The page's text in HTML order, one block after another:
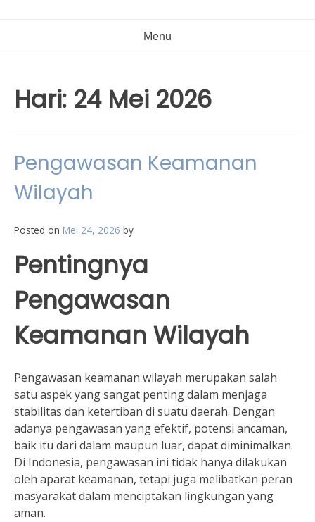
Menu
Hari: 24 Mei 2026
Pengawasan Keamanan
Wilayah
Posted on Mei 24, 2026 by
Pentingnya
Pengawasan
Keamanan Wilayah
Pengawasan keamanan wilayah merupakan salah
satu aspek yang sangat penting dalam menjaga
stabilitas dan ketertiban di suatu daerah. Dengan
adanya pengawasan yang efektif, potensi ancaman,
baik itu dari dalam maupun luar, dapat diminimalkan.
Di Indonesia, pengawasan ini tidak hanya dilakukan
oleh aparat keamanan, tetapi juga melibatkan peran
masyarakat dalam menciptakan lingkungan yang
aman.